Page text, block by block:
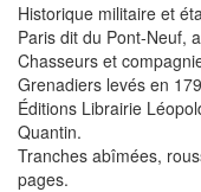
Historique militaire et
Paris dit du Pont-Neuf,
Chasseurs et
Grenadiers levés en
Éditions Librairie
Quantin.
Tranches abîmées,
pages.